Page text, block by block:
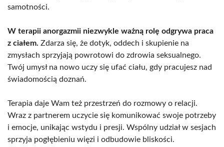
samotności.
W terapii anorgazmii niezwykle ważną rolę odgrywa praca
z ciałem. Zdarza się, że dotyk, oddech i skupienie na
zmysłach sprzyjają powrotowi do zdrowia seksualnego.
Twój umysł na nowo uczy się ufać ciału, gdy pracujesz nad
świadomością doznań.
Terapia daje Wam też przestrzeń do rozmowy o relacji.
Wraz z partnerem uczycie się komunikować swoje potrzeby
i emocje, unikając wstydu i presji. Wspólny udział w sesjach
sprzyja pogłębieniu więzi i odbudowie bliskości.